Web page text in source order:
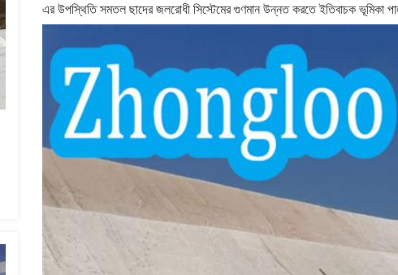
এর উপস্থিতি সমতল ছাদের জলরোধী সিস্টেমের গুণমান উন্নত করতে ইতিবাচক ভূমিকা